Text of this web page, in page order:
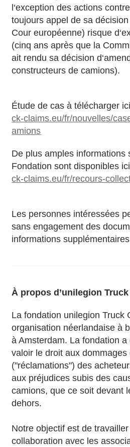
l‘exception des actions
toujours appel de sa
Cour européenne) risque
(cinq ans après que la
ait rendu sa décision
constructeurs de camions).
Étude de cas à télécharger
ck-claims.eu/fr/nouvelles/
amions
De plus amples informations
Fondation sont disponibles
ck-claims.eu/fr/recours-
Les personnes intéressées
sans engagement des
informations
À propos d’unilegion
La fondation unilegion Truck
organisation néerlandaise à
à Amsterdam. La fondation
valoir le droit aux dommages
("réclamations") des
aux préjudices subis des
camions, que ce soit devant
dehors.
Notre objectif est de
collaboration avec les